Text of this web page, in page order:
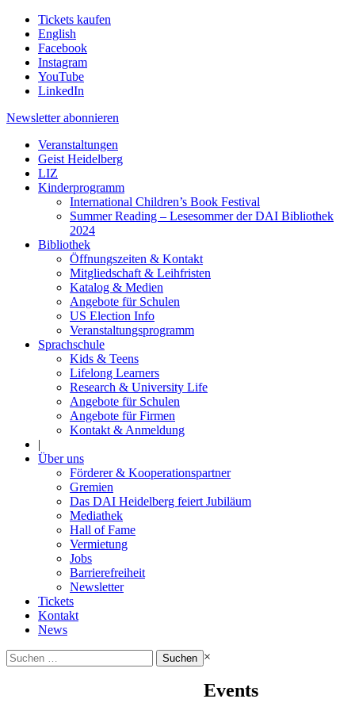
Tickets kaufen
English
Facebook
Instagram
YouTube
LinkedIn
Newsletter abonnieren
Veranstaltungen
Geist Heidelberg
LIZ
Kinderprogramm
International Children’s Book Festival
Summer Reading – Lesesommer der DAI Bibliothek
2024
Bibliothek
Öffnungszeiten & Kontakt
Mitgliedschaft & Leihfristen
Katalog & Medien
Angebote für Schulen
US Election Info
Veranstaltungsprogramm
Sprachschule
Kids & Teens
Lifelong Learners
Research & University Life
Angebote für Schulen
Angebote für Firmen
Kontakt & Anmeldung
|
Über uns
Förderer & Kooperationspartner
Gremien
Das DAI Heidelberg feiert Jubiläum
Mediathek
Hall of Fame
Vermietung
Jobs
Barrierefreiheit
Newsletter
Tickets
Kontakt
News
Suchen
nach:
×
Events